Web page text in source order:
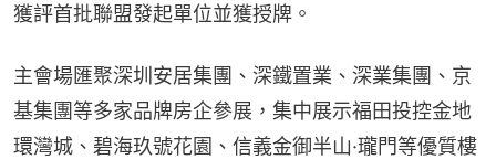
獲評首批聯盟發起單位並獲授牌。
主會場匯聚深圳安居集團、深鐵置業、深業集團、京
基集團等多家品牌房企參展，集中展示福田投控金地
環灣城、碧海玖號花園、信義金御半山·瓏門等優質樓